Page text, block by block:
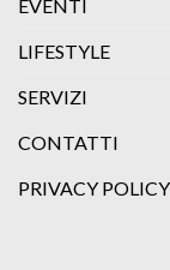
EVENTI
LIFESTYLE
SERVIZI
CONTATTI
PRIVACY POLICY